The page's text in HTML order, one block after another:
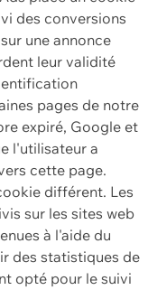
des conversions
une annonce
leur validité
pages de notre
expiré, Google et
l'utilisateur a
cette page.
différent. Les
sur les sites web
à l'aide du
des statistiques de
opté pour le suivi